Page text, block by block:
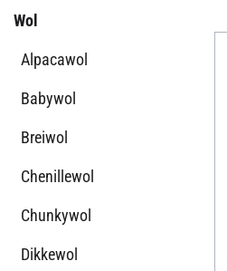
Wol
Alpacawol
Babywol
Breiwol
Chenillewol
Chunkywol
Dikkewol